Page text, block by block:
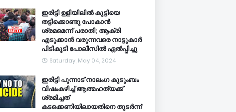
ഇരിട്ടി ഉളിയിലിൽ കുട്ടിയെ
തട്ടിക്കൊണ്ടു പോകാൻ
ശ്രമമെന്ന് പരാതി; ആക്രി
എടുക്കാൻ വരുന്നവരെ നാട്ടുകാർ
പിടികൂടി പോലീസിൽ ഏൽപ്പിച്ചു
Saturday, May 04, 2024
ഇരിട്ടി പുന്നാട് നാലംഗ കുടുംബം
വിഷംകഴിച്ച്‌ ആത്മഹത്യക്ക്
ശ്രമിച്ചത്
കടക്കെണിയിലായതിനെ തുടർന്ന്